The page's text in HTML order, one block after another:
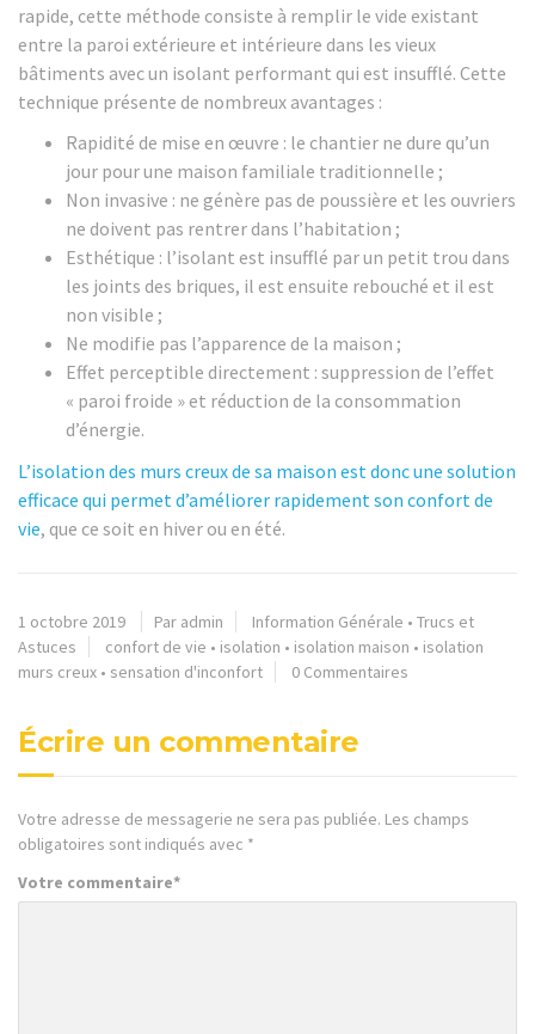
rapide, cette méthode consiste à remplir le vide existant
entre la paroi extérieure et intérieure dans les vieux
bâtiments avec un isolant performant qui est insufflé. Cette
technique présente de nombreux avantages :
Rapidité de mise en œuvre : le chantier ne dure qu’un
jour pour une maison familiale traditionnelle ;
Non invasive : ne génère pas de poussière et les ouvriers
ne doivent pas rentrer dans l’habitation ;
Esthétique : l’isolant est insufflé par un petit trou dans
les joints des briques, il est ensuite rebouché et il est
non visible ;
Ne modifie pas l’apparence de la maison ;
Effet perceptible directement : suppression de l’effet
« paroi froide » et réduction de la consommation
d’énergie.
L’isolation des murs creux de sa maison est donc une solution
efficace qui permet d’améliorer rapidement son confort de
vie, que ce soit en hiver ou en été.
1 octobre 2019 Par admin Information Générale • Trucs et
Astuces
confort de vie • isolation • isolation maison • isolation
murs creux • sensation d'inconfort 0 Commentaires
Écrire un commentaire
Votre adresse de messagerie ne sera pas publiée. Les champs
obligatoires sont indiqués avec *
Votre commentaire*